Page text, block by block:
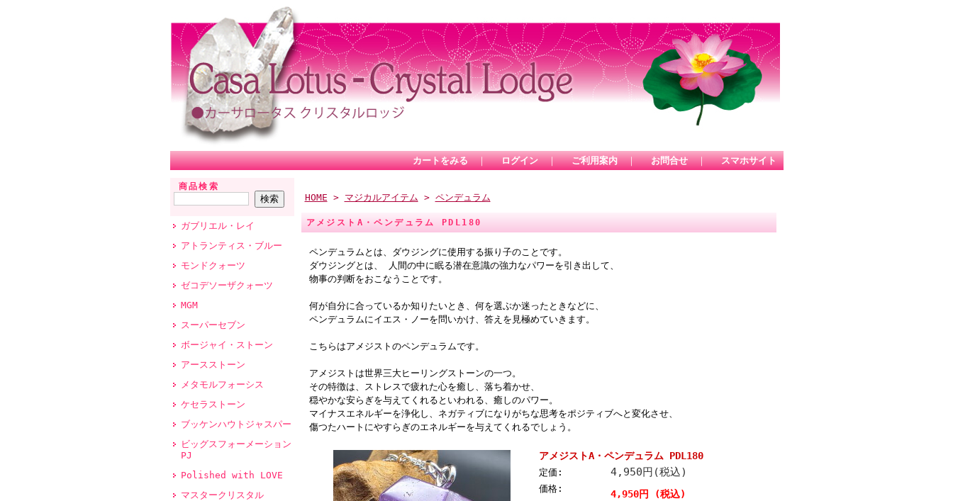
カートをみる ｜ ログイン ｜ ご利用案内 ｜ お問合せ ｜ スマホサイト
商品検索
ガブリエル・レイ
アトランティス・ブルー
モンドクォーツ
ゼコデソーザクォーツ
MGM
スーパーセブン
ボージャイ・ストーン
アースストーン
メタモルフォーシス
ケセラストーン
ブッケンハウトジャスパー
ビッグスフォーメーション
PJ
Polished with LOVE
マスタークリスタル
HOME > マジカルアイテム > ペンデュラム
アメジストA・ペンデュラム PDL180
ペンデュラムとは、ダウジングに使用する振り子のことです。
ダウジングとは、 人間の中に眠る潜在意識の強力なパワーを引き出して、
物事の判断をおこなうことです。
何が自分に合っているか知りたいとき、何を選ぶか迷ったときなどに、
ペンデュラムにイエス・ノーを問いかけ、答えを見極めていきます。
こちらはアメジストのペンデュラムです。
アメジストは世界三大ヒーリングストーンの一つ。
その特徴は、ストレスで疲れた心を癒し、落ち着かせ、
穏やかな安らぎを与えてくれるといわれる、癒しのパワー。
マイナスエネルギーを浄化し、ネガティブになりがちな思考をポジティブへと変化させ、
傷つたハートにやすらぎのエネルギーを与えてくれるでしょう。
アメジストA・ペンデュラム PDL180
定価: 4,950円(税込)
価格:
4,950円 (税込)